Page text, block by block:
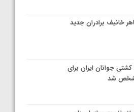
خانیف برادران جدید
جوانان ایران برای
مشخص شد